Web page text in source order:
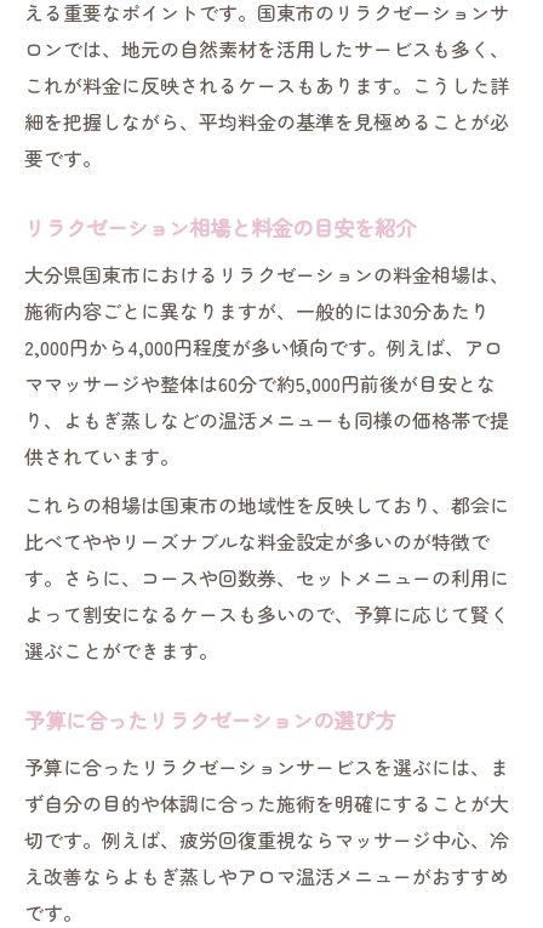
える重要なポイントです。国東市のリラクゼーションサ
ロンでは、地元の自然素材を活用したサービスも多く、
これが料金に反映されるケースもあります。こうした詳
細を把握しながら、平均料金の基準を見極めることが必
要です。
リラクゼーション相場と料金の目安を紹介
大分県国東市におけるリラクゼーションの料金相場は、
施術内容ごとに異なりますが、一般的には30分あたり
2,000円から4,000円程度が多い傾向です。例えば、アロ
ママッサージや整体は60分で約5,000円前後が目安とな
り、よもぎ蒸しなどの温活メニューも同様の価格帯で提
供されています。
これらの相場は国東市の地域性を反映しており、都会に
比べてややリーズナブルな料金設定が多いのが特徴で
す。さらに、コースや回数券、セットメニューの利用に
よって割安になるケースも多いので、予算に応じて賢く
選ぶことができます。
予算に合ったリラクゼーションの選び方
予算に合ったリラクゼーションサービスを選ぶには、ま
ず自分の目的や体調に合った施術を明確にすることが大
切です。例えば、疲労回復重視ならマッサージ中心、冷
え改善ならよもぎ蒸しやアロマ温活メニューがおすすめ
です。